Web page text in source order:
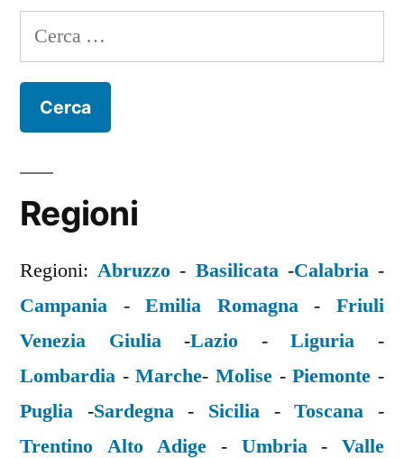
Ricerca
per:
Regioni
Regioni:Abruzzo - Basilicata-Calabria-
Campania -Emilia Romagna-Friuli
Venezia Giulia-Lazio -Liguria -
Lombardia -Marche-Molise -Piemonte -
Puglia -Sardegna- Sicilia -Toscana -
Trentino Alto Adige - Umbria-Valle